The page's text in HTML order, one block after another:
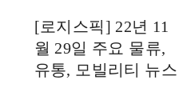
[로지스픽] 22년 11
월 29일 주요 물류,
유통, 모빌리티 뉴스